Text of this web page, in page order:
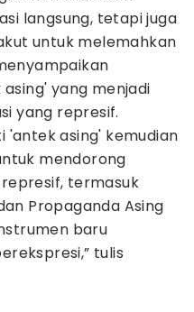
langsung, tetapi juga
untuk melemahkan
yang menjadi
yang represif.
'antek asing' kemudian
mendorong
termasuk
Propaganda Asing
baru
tulis